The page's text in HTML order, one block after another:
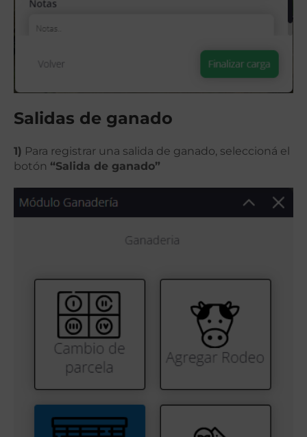
Salidas de ganado
1) Para registrar una salida de ganado, seleccioná el
botón “Salida de ganado”